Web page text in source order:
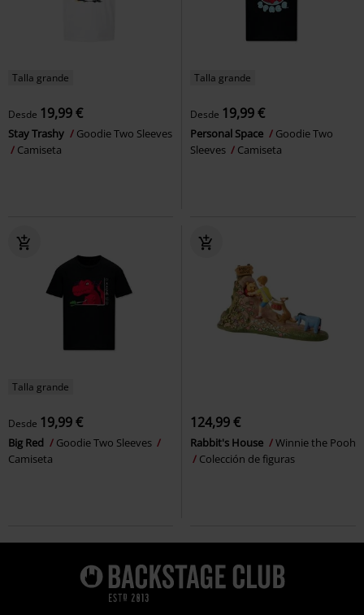
Talla grande
Desde 19,99 €
Stay Trashy
Goodie Two Sleeves
Camiseta
Talla grande
Desde 19,99 €
Personal Space
Goodie Two
Sleeves
Camiseta
Talla grande
Desde 19,99 €
Big Red
Goodie Two Sleeves
Camiseta
124,99 €
Rabbit's House
Winnie the Pooh
Colección de figuras